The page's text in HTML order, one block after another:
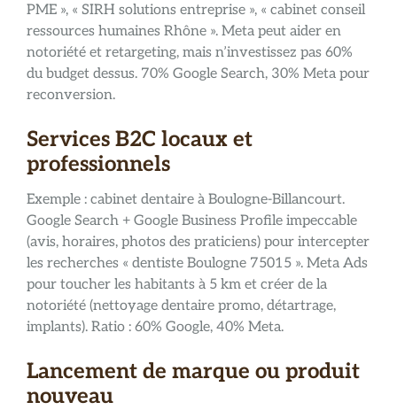
PME », « SIRH solutions entreprise », « cabinet conseil
ressources humaines Rhône ». Meta peut aider en
notoriété et retargeting, mais n’investissez pas 60%
du budget dessus. 70% Google Search, 30% Meta pour
reconversion.
Services B2C locaux et
professionnels
Exemple : cabinet dentaire à Boulogne-Billancourt.
Google Search + Google Business Profile impeccable
(avis, horaires, photos des praticiens) pour intercepter
les recherches « dentiste Boulogne 75015 ». Meta Ads
pour toucher les habitants à 5 km et créer de la
notoriété (nettoyage dentaire promo, détartrage,
implants). Ratio : 60% Google, 40% Meta.
Lancement de marque ou produit
nouveau